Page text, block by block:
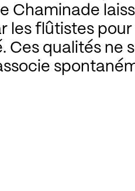
Chaminade
les flûtistes pour
Ces qualités ne
des
Mais la